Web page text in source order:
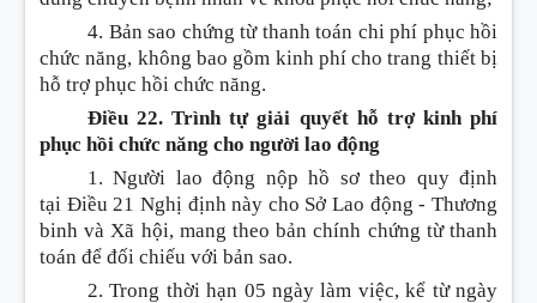
4. Bản sao chứng từ thanh toán chi phí phục hồi
chức năng, không bao gồm kinh phí cho trang thiết bị
hỗ trợ phục hồi chức năng.
Điều 22. Trình tự giải quyết hỗ trợ kinh phí
phục hồi chức năng cho người lao động
1. Người lao động nộp hồ sơ theo quy định
tại Điều 21 Nghị định này cho Sở Lao động - Thương
binh và Xã hội, mang theo bản chính chứng từ thanh
toán để đối chiếu với bản sao.
2. Trong thời hạn 05 ngày làm việc, kể từ ngày